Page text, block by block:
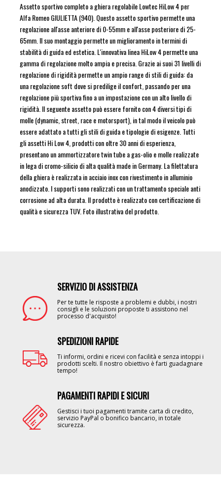
Assetto sportivo completo a ghiera regolabile Lowtec HiLow 4 per
Alfa Romeo GIULIETTA (940). Questo assetto sportivo permette una
regolazione all'asse anteriore di 0-55mm e all'asse posteriore di 25-
65mm. Il suo montaggio permette un miglioramento in termini di
stabilità di guida ed estetica. L'innovativa linea HiLow 4 permette una
gamma di regolazione molto ampia e precisa. Grazie ai suoi 31 livelli di
regolazione di rigidità permette un ampio range di stili di guida: da
una regolazione soft dove si predilige il confort, passando per una
regolazione più sportiva fino a un impostazione con un alto livello di
rigidità. Il seguente assetto può essere fornito con 4 diversi tipi di
molle (dynamic, street, race e motorsport), in tal modo il veicolo può
essere adattato a tutti gli stili di guida e tipologie di esigenze. Tutti
gli assetti Hi Low 4, prodotti con oltre 30 anni di esperienza,
presentano un ammortizzatore twin tube a gas-olio e molle realizzate
in lega di cromo-silicio di alta qualità made in Germany. La filettatura
della ghiera è realizzata in acciaio inox con rivestimento in alluminio
anodizzato. I supporti sono realizzati con un trattamento speciale anti
corrosione ad alta durata. Il prodotto è realizzato con certificazione di
qualità e sicurezza TUV. Foto illustrativa del prodotto.
SERVIZIO DI ASSISTENZA
Per te tutte le risposte a problemi e dubbi, i nostri
consigli e le soluzioni proposte ti assistono nel
processo d'acquisto!
SPEDIZIONI RAPIDE
Ti informi, ordini e ricevi con facilità e senza intoppi i
prodotti scelti. Il nostro obiettivo è farti guadagnare
tempo!
PAGAMENTI RAPIDI E SICURI
Gestisci i tuoi pagamenti tramite carta di credito,
servizio PayPal o bonifico bancario, in totale
sicurezza.